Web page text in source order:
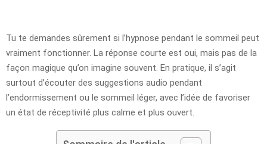
Tu te demandes sûrement si l’hypnose pendant le sommeil peut
vraiment fonctionner. La réponse courte est oui, mais pas de la
façon magique qu’on imagine souvent. En pratique, il s’agit
surtout d’écouter des suggestions audio pendant
l’endormissement ou le sommeil léger, avec l’idée de favoriser
un état de réceptivité plus calme et plus ouvert.